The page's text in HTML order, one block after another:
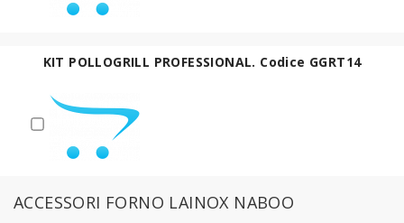
KIT POLLOGRILL PROFESSIONAL. Codice GGRT14
ACCESSORI FORNO LAINOX NABOO